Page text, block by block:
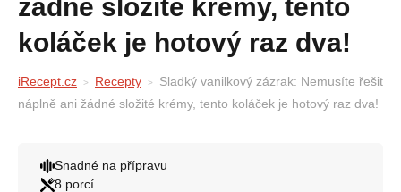
žádné složité krémy, tento
koláček je hotový raz dva!
iRecept.cz Recepty
Sladký vanilkový zázrak: Nemusíte řešit
náplně ani žádné složité krémy, tento koláček je hotový raz dva!
Snadné na přípravu
8 porcí